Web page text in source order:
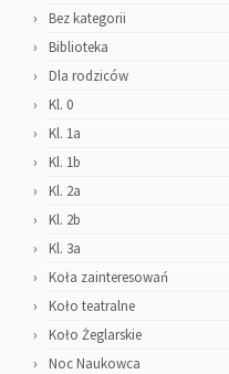
Bez kategorii
Biblioteka
Dla rodziców
Kl. 0
Kl. 1a
Kl. 1b
Kl. 2a
Kl. 2b
Kl. 3a
Koła zainteresowań
Koło teatralne
Koło Żeglarskie
Noc Naukowca